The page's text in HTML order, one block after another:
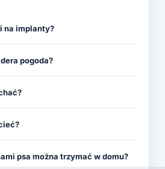
na implanty?
pogoda?
psa można trzymać w domu?